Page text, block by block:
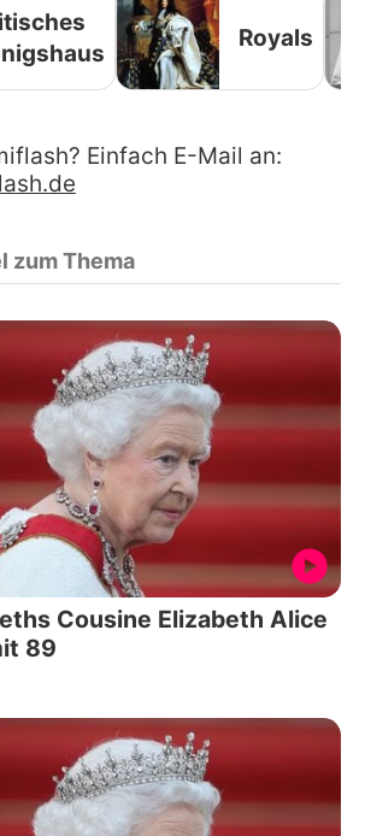
Royals
Einfach E-Mail an:
zum Thema
Cousine Elizabeth Alice
89